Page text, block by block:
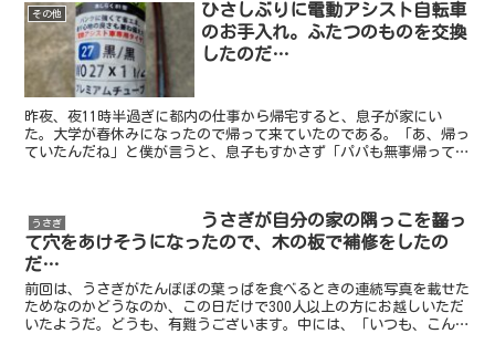
その他
ひさしぶりに電動アシスト自転車
のお手入れ。ふたつのものを交換
したのだ…
昨夜、夜11時半過ぎに都内の仕事から帰宅すると、息子が家にい
た。大学が春休みになったので帰って来ていたのである。「あ、帰っ
ていたんだね」と僕が言うと、息子もすかさず「パパも無事帰って来
うさぎ
うさぎが自分の家の隅っこを齧っ
て穴をあけそうになったので、木の板で補修をしたの
だ…
前回は、うさぎがたんぽぽの葉っぱを食べるときの連続写真を載せた
ためなのかどうなのか、この日だけで300人以上の方にお越しいただ
いたようだ。どうも、有難うございます。中には、「いつも、こんな